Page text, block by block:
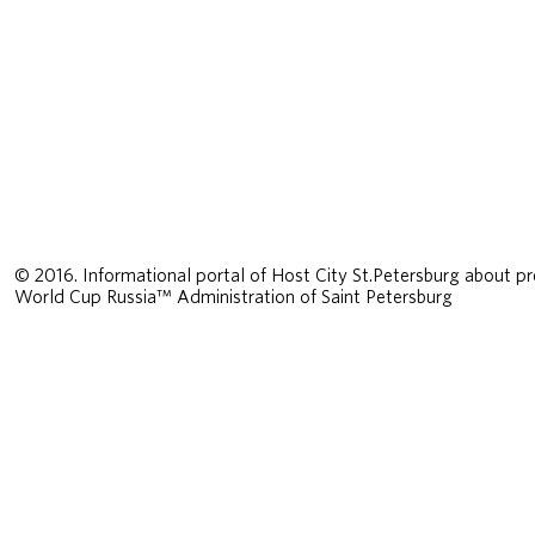
© 2016. Informational portal of Host City St.Petersburg about
World Cup Russia™ Administration of Saint Petersburg